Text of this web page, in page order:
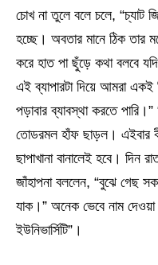
চোখ না তুলে বলে চলে, “চ্যাট
হচ্ছে। অবতার মানে ঠিক
করে হাত পা ছুঁড়ে কথা বলবে
এই ব্যাপারটা দিয়ে আমরা
পড়াবার ব্যাবস্থা করতে পারি।”
তোডরমল হাঁফ ছাড়ল। এইবার
ছাপাখানা বানালেই হবে। দিন
জাঁহাপনা বললেন, “বুঝে গেছ
যাক।” অনেক ভেবে নাম দেওয়া
ইউনিভার্সিটি”।